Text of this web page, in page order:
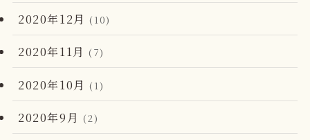
2020年12月 (10)
2020年11月 (7)
2020年10月 (1)
2020年9月 (2)